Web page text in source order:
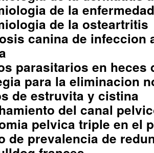
de la
de la osteartritis
canina de infeccion
parasitarios en heces
para la eliminacion
de estruvita y cistina
del canal
pelvica triple en el
de prevalencia de